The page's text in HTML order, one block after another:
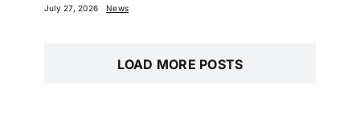
July 27, 2026 News
LOAD MORE POSTS